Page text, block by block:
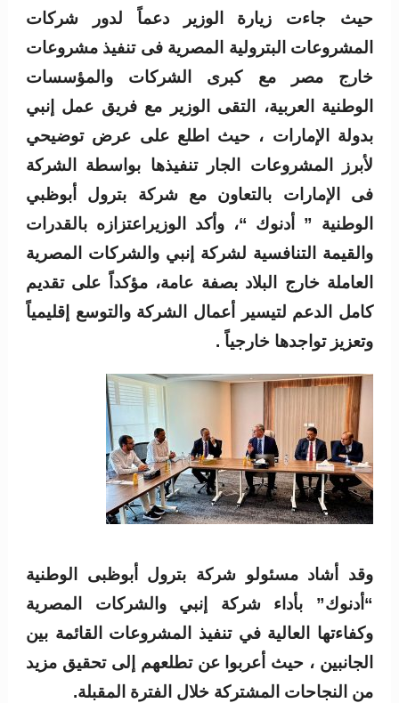
حيث جاءت زيارة الوزير دعماً لدور شركات
المشروعات البترولية المصرية فى تنفيذ مشروعات
خارج مصر مع كبرى الشركات والمؤسسات
الوطنية العربية، التقى الوزير مع فريق عمل إنبي
بدولة الإمارات ، حيث اطلع على عرض توضيحي
لأبرز المشروعات الجار تنفيذها بواسطة الشركة
فى الإمارات بالتعاون مع شركة بترول أبوظبي
الوطنية ” أدنوك “، وأكد الوزيراعتزازه بالقدرات
والقيمة التنافسية لشركة إنبي والشركات المصرية
العاملة خارج البلاد بصفة عامة، مؤكداً على تقديم
كامل الدعم لتيسير أعمال الشركة والتوسع إقليمياً
وتعزيز تواجدها خارجياً .
وقد أشاد مسئولو شركة بترول أبوظبى الوطنية
“أدنوك” بأداء شركة إنبي والشركات المصرية
وكفاءتها العالية في تنفيذ المشروعات القائمة بين
الجانبين ، حيث أعربوا عن تطلعهم إلى تحقيق مزيد
من النجاحات المشتركة خلال الفترة المقبلة.